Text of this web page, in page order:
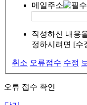
메일주소
작성하신 내용
정하시려면 [수
취소 오류접수 수정
오류 접수 확인